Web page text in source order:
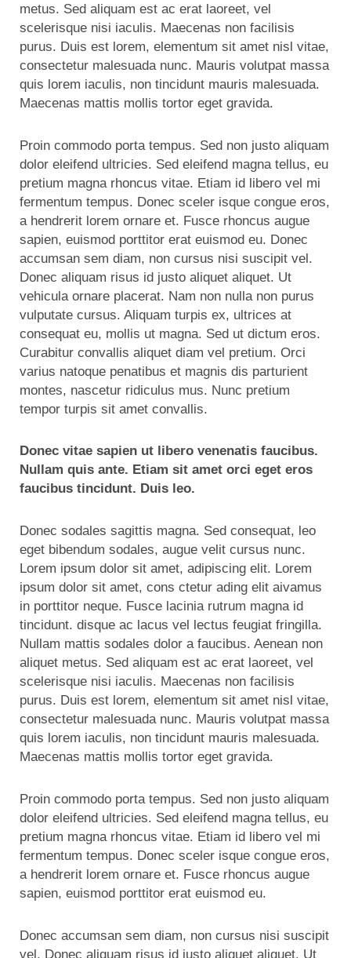
metus. Sed aliquam est ac erat laoreet, vel
scelerisque nisi iaculis. Maecenas non facilisis
purus. Duis est lorem, elementum sit amet nisl vitae,
consectetur malesuada nunc. Mauris volutpat massa
quis lorem iaculis, non tincidunt mauris malesuada.
Maecenas mattis mollis tortor eget gravida.
Proin commodo porta tempus. Sed non justo aliquam
dolor eleifend ultricies. Sed eleifend magna tellus, eu
pretium magna rhoncus vitae. Etiam id libero vel mi
fermentum tempus. Donec sceler isque congue eros,
a hendrerit lorem ornare et. Fusce rhoncus augue
sapien, euismod porttitor erat euismod eu. Donec
accumsan sem diam, non cursus nisi suscipit vel.
Donec aliquam risus id justo aliquet aliquet. Ut
vehicula ornare placerat. Nam non nulla non purus
vulputate cursus. Aliquam turpis ex, ultrices at
consequat eu, mollis ut magna. Sed ut dictum eros.
Curabitur convallis aliquet diam vel pretium. Orci
varius natoque penatibus et magnis dis parturient
montes, nascetur ridiculus mus. Nunc pretium
tempor turpis sit amet convallis.
Donec vitae sapien ut libero venenatis faucibus.
Nullam quis ante. Etiam sit amet orci eget eros
faucibus tincidunt. Duis leo.
Donec sodales sagittis magna. Sed consequat, leo
eget bibendum sodales, augue velit cursus nunc.
Lorem ipsum dolor sit amet, adipiscing elit. Lorem
ipsum dolor sit amet, cons ctetur ading elit aivamus
in porttitor neque. Fusce lacinia rutrum magna id
tincidunt. disque ac lacus vel lectus feugiat fringilla.
Nullam mattis sodales dolor a faucibus. Aenean non
aliquet metus. Sed aliquam est ac erat laoreet, vel
scelerisque nisi iaculis. Maecenas non facilisis
purus. Duis est lorem, elementum sit amet nisl vitae,
consectetur malesuada nunc. Mauris volutpat massa
quis lorem iaculis, non tincidunt mauris malesuada.
Maecenas mattis mollis tortor eget gravida.
Proin commodo porta tempus. Sed non justo aliquam
dolor eleifend ultricies. Sed eleifend magna tellus, eu
pretium magna rhoncus vitae. Etiam id libero vel mi
fermentum tempus. Donec sceler isque congue eros,
a hendrerit lorem ornare et. Fusce rhoncus augue
sapien, euismod porttitor erat euismod eu.
Donec accumsan sem diam, non cursus nisi suscipit
vel. Donec aliquam risus id justo aliquet aliquet. Ut